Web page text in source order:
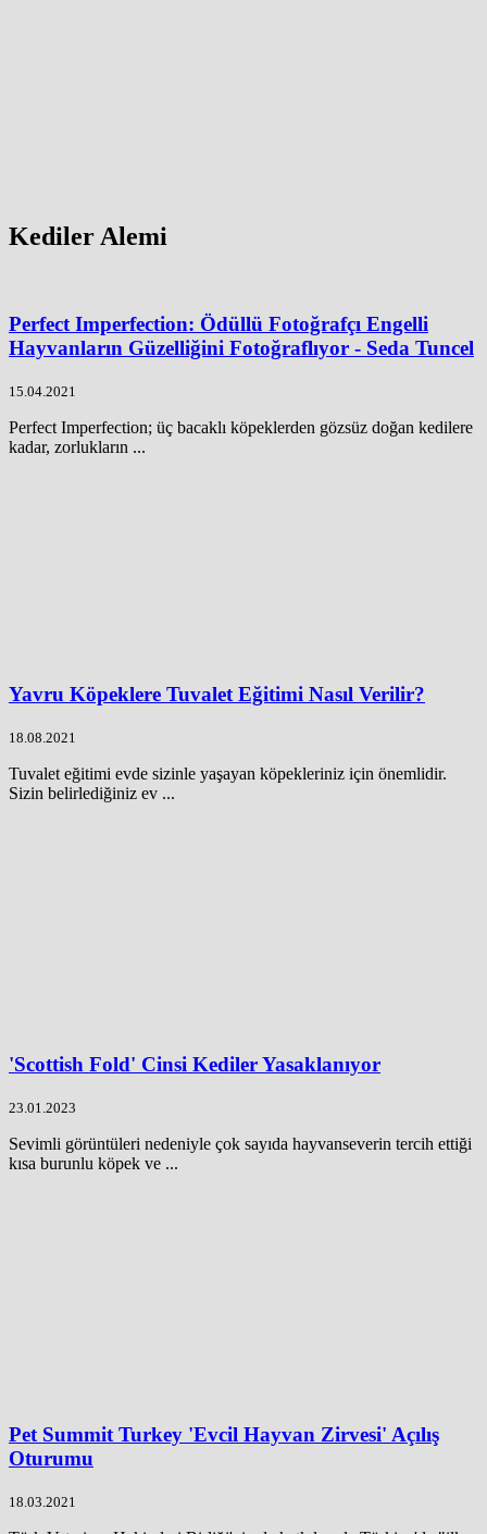
Kediler Alemi
Perfect Imperfection: Ödüllü Fotoğrafçı Engelli
Hayvanların Güzelliğini Fotoğraflıyor - Seda Tuncel
15.04.2021
Perfect Imperfection; üç bacaklı köpeklerden gözsüz doğan kedilere
kadar, zorlukların ...
Yavru Köpeklere Tuvalet Eğitimi Nasıl Verilir?
18.08.2021
Tuvalet eğitimi evde sizinle yaşayan köpekleriniz için önemlidir.
Sizin belirlediğiniz ev ...
'Scottish Fold' Cinsi Kediler Yasaklanıyor
23.01.2023
Sevimli görüntüleri nedeniyle çok sayıda hayvanseverin tercih ettiği
kısa burunlu köpek ve ...
Pet Summit Turkey 'Evcil Hayvan Zirvesi' Açılış
Oturumu
18.03.2021